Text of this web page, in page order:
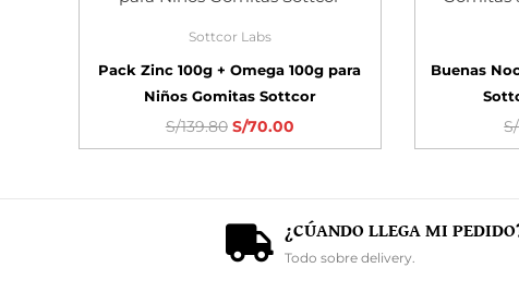
Sottcor Labs
Pack Zinc 100g + Omega 100g para
Niños Gomitas Sottcor
S/139.80 S/70.00
Buenas
S/
¿CÚANDO LLEGA MI
Todo sobre delivery.